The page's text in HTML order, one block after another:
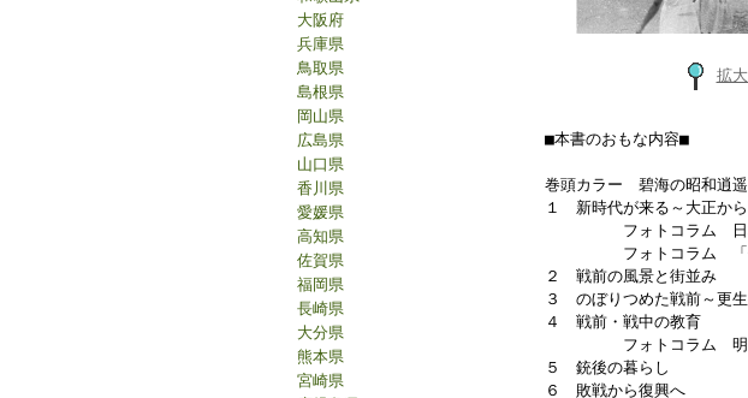
大阪府
兵庫県
鳥取県
島根県
岡山県
広島県
山口県
香川県
愛媛県
高知県
佐賀県
福岡県
長崎県
大分県
熊本県
宮崎県
拡
■本書のおもな内容■
巻頭カラー 碧海の昭和逍遥
１ 新時代が来る～大正か
フォトコラム 日本
フォトコラム 「依佐
２ 戦前の風景と街並み
３ のぼりつめた戦前～更
４ 戦前・戦中の教育
フォトコラム 明治航
５ 銃後の暮らし
６ 敗戦から復興へ